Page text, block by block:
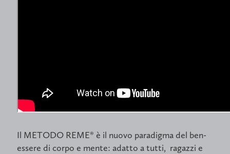
Il METODO REME® è il nuovo paradigma del ben-
essere di corpo e mente: adatto a tutti, ragazzi e